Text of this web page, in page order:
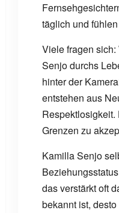
täglich und
Viele fragen
Senjo durchs
hinter der
entstehen aus
Grenzen zu
Kamilla Senjo
das verstärkt oft
bekannt ist,